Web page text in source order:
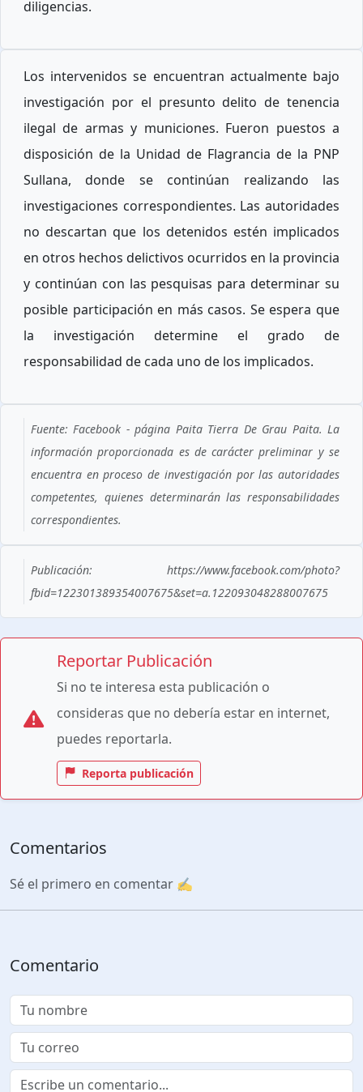
diligencias.
Los intervenidos se encuentran actualmente bajo
investigación por el presunto delito de tenencia
ilegal de armas y municiones. Fueron puestos a
disposición de la Unidad de Flagrancia de la PNP
Sullana, donde se continúan realizando las
investigaciones correspondientes. Las autoridades
no descartan que los detenidos estén implicados
en otros hechos delictivos ocurridos en la provincia
y continúan con las pesquisas para determinar su
posible participación en más casos. Se espera que
la investigación determine el grado de
responsabilidad de cada uno de los implicados.
Fuente: Facebook - página Paita Tierra De Grau Paita. La
información proporcionada es de carácter preliminar y se
encuentra en proceso de investigación por las autoridades
competentes, quienes determinarán las responsabilidades
correspondientes.
Publicación: https://www.facebook.com/photo?
fbid=122301389354007675&set=a.122093048288007675
Reportar Publicación
Si no te interesa esta publicación o
consideras que no debería estar en internet,
puedes reportarla.
Reporta publicación
Comentarios
Sé el primero en comentar ✍️
Comentario